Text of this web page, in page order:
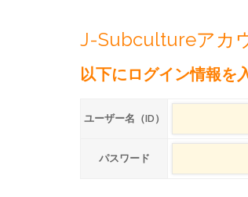
J-Subcultureアカ
以下にログイン情報を
ユーザー名（ID）
パスワード